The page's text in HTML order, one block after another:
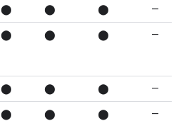
⬤ ⬤ ⬤ —
⬤ ⬤ ⬤ —
⬤ ⬤ ⬤ —
⬤ ⬤ ⬤ —